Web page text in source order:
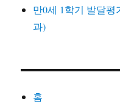
만0세 1학기 발달평
과)
홈